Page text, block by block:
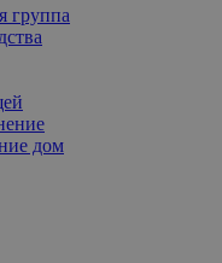
группа
дом